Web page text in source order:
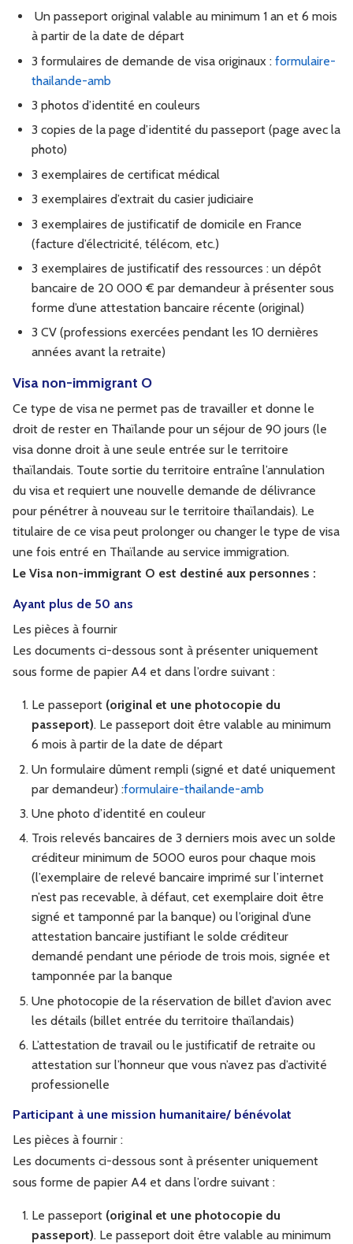
Un passeport original valable au minimum 1 an et 6 mois
à partir de la date de départ
3 formulaires de demande de visa originaux : formulaire-
thailande-amb
3 photos d’identité en couleurs
3 copies de la page d’identité du passeport (page avec la
photo)
3 exemplaires de certificat médical
3 exemplaires d’extrait du casier judiciaire
3 exemplaires de justificatif de domicile en France
(facture d’électricité, télécom, etc.)
3 exemplaires de justificatif des ressources : un dépôt
bancaire de 20 000 € par demandeur à présenter sous
forme d’une attestation bancaire récente (original)
3 CV (professions exercées pendant les 10 dernières
années avant la retraite)
Visa non-immigrant O
Ce type de visa ne permet pas de travailler et donne le
droit de rester en Thaïlande pour un séjour de 90 jours (le
visa donne droit à une seule entrée sur le territoire
thaïlandais. Toute sortie du territoire entraîne l’annulation
du visa et requiert une nouvelle demande de délivrance
pour pénétrer à nouveau sur le territoire thaïlandais). Le
titulaire de ce visa peut prolonger ou changer le type de visa
une fois entré en Thaïlande au service immigration.
Le Visa non-immigrant O est destiné aux personnes :
Ayant plus de 50 ans
Les pièces à fournir
Les documents ci-dessous sont à présenter uniquement
sous forme de papier A4 et dans l’ordre suivant :
Le passeport (original et une photocopie du
passeport). Le passeport doit être valable au minimum
6 mois à partir de la date de départ
Un formulaire dûment rempli (signé et daté uniquement
par demandeur) :formulaire-thailande-amb
Une photo d’identité en couleur
Trois relevés bancaires de 3 derniers mois avec un solde
créditeur minimum de 5000 euros pour chaque mois
(l’exemplaire de relevé bancaire imprimé sur l’internet
n’est pas recevable, à défaut, cet exemplaire doit être
signé et tamponné par la banque) ou l’original d’une
attestation bancaire justifiant le solde créditeur
demandé pendant une période de trois mois, signée et
tamponnée par la banque
Une photocopie de la réservation de billet d’avion avec
les détails (billet entrée du territoire thaïlandais)
L’attestation de travail ou le justificatif de retraite ou
attestation sur l’honneur que vous n’avez pas d’activité
professionelle
Participant à une mission humanitaire/ bénévolat
Les pièces à fournir :
Les documents ci-dessous sont à présenter uniquement
sous forme de papier A4 et dans l’ordre suivant :
Le passeport (original et une photocopie du
passeport). Le passeport doit être valable au minimum